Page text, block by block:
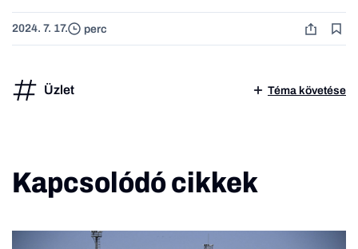
2024. 7. 17. perc
Üzlet Téma követése
Kapcsolódó cikkek